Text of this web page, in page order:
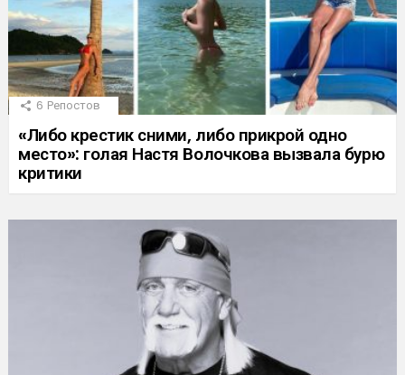
6 Репостов
«Либо крестик сними, либо прикрой одно
место»: голая Настя Волочкова вызвала бурю
критики